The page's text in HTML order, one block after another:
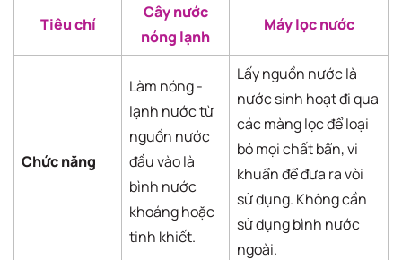
Tiêu chí
Cây nước
nóng lạnh
Máy lọc nước
Chức năng
Làm nóng -
lạnh nước từ
nguồn nước
đầu vào là
bình nước
khoáng hoặc
tinh khiết.
Lấy nguồn nước là
nước sinh hoạt đi qua
các màng lọc để loại
bỏ mọi chất bẩn, vi
khuẩn để đưa ra vòi
sử dụng. Không cần
sử dụng bình nước
ngoài.